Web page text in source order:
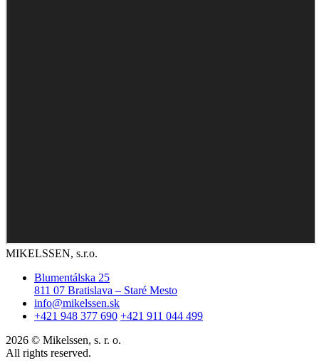
MIKELSSEN, s.r.o.
Blumentálska 25
811 07 Bratislava – Staré Mesto
info@mikelssen.sk
+421 948 377 690 +421 911 044 499
2026 © Mikelssen, s. r. o.
All rights reserved.